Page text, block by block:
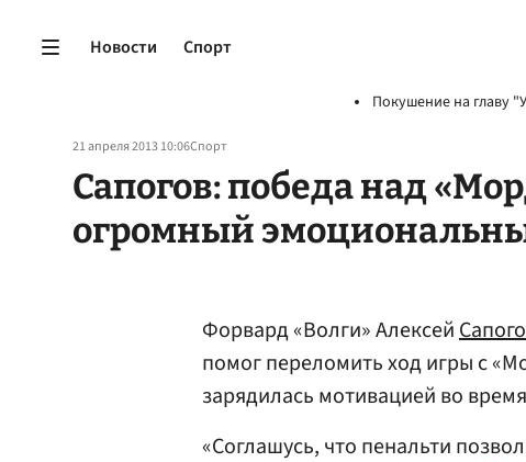
Новости Спорт
Покушение на главу
21 апреля 2013 10:06Спорт
Сапогов: победа над
огромный
Форвард «Волги» Алексей
помог переломить ход игры с
зарядилась мотивацией во
«Соглашусь, что пенальти